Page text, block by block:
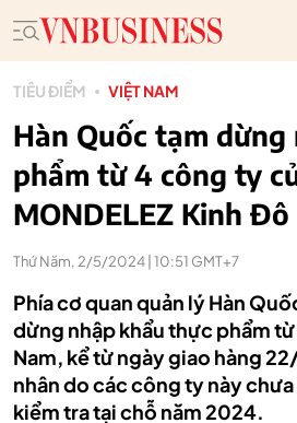
TIÊU ĐIỂM VIỆT NAM
Hàn Quốc tạm
phẩm từ 4 công ty
MONDELEZ Kinh
Thứ Năm, 2/5/2024 | 10:51 GMT+7
Phía cơ quan quản lý Hàn
dừng nhập khẩu thực phẩm
Nam, kể từ ngày giao hàng
nhân do các công ty này
kiểm tra tại chỗ năm 2024.